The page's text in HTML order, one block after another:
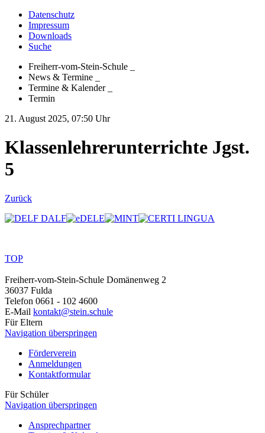
Datenschutz
Impressum
Downloads
Suche
Freiherr-vom-Stein-Schule
News & Termine
Termine & Kalender_
Termin
21. August 2025, 07:50 Uhr
Klassenlehrerunterrichte Jgst.
5
Zurück
TOP
Freiherr-vom-Stein-Schule Domänenweg 2
36037 Fulda
Telefon 0661 - 102 4600
E-Mail kontakt@stein.schule
Für Eltern
Navigation überspringen
Förderverein
Anmeldungen
Kontaktformular
Für Schüler
Navigation überspringen
Ansprechpartner